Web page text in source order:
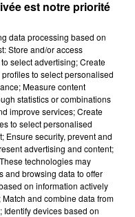
précisons sur
est notre priorité
data processing based on
Store and/or access
select advertising; Create
to select personalised
Measure content
statistics or combinations
improve services; Create
to select personalised
Ensure security, prevent and
advertising and content;
technologies may
and browsing data to offer
on information actively
and combine data from
Identify devices based on